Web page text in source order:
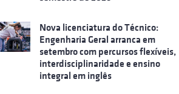
Nova licenciatura do Técnico:
Engenharia Geral arranca em
setembro com percursos flexíveis,
interdisciplinaridade e ensino
integral em inglês